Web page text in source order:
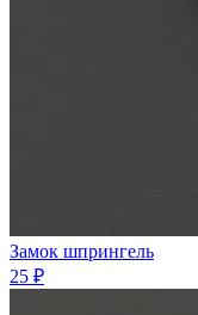
Замок шпрингель
25 ₽